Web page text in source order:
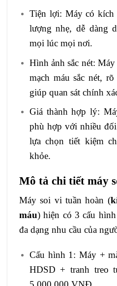
Tiện lợi: Máy có kích
lượng nhẹ, dễ dàng
mọi lúc mọi nơi.
Hình ảnh sắc nét:
mạch máu sắc nét,
giúp quan sát chính
Giá thành hợp lý:
phù hợp với nhiều
lựa chọn tiết kiệm
khỏe.
Mô tả chi tiết máy
Máy soi vi tuần hoàn (
máu) hiện có 3 cấu
đa dạng nhu cầu của
Cấu hình 1: Máy +
HDSD + tranh treo